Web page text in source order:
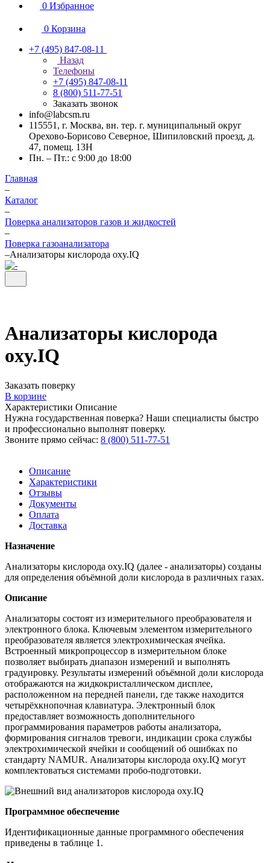
0 Избранное
0 Корзина
+7 (495) 847-08-11
Назад
Телефоны
+7 (495) 847-08-11
8 (800) 511-77-51
Заказать звонок
info@labcsm.ru
115551, г. Москва, вн. тер. г. муниципальный округ
Орехово-Борисово Северное, Шипиловский проезд, д.
47, помещ. 13Н
Пн. – Пт.: с 9:00 до 18:00
Главная
–
Каталог
–
Поверка анализаторов газов и жидкостей
–
Поверка газоанализатора
–Анализаторы кислорода oxy.IQ
Анализаторы кислорода
oxy.IQ
Заказать поверку
В корзине
Характеристики Описание
Нужна государственная поверка? Наши специалисты быстро
и профессионально выполнят поверку.
Звоните прямо сейчас: 8 (800) 511-77-51
Описание
Характеристики
Отзывы
Документы
Оплата
Доставка
Назначение
Анализаторы кислорода oxy.IQ (далее - анализаторы) созданы
для определения объёмной доли кислорода в различных газах.
Описание
Анализаторы состоят из измерительного преобразователя и
электронного блока. Ключевым элементом измерительного
преобразователя является электрохимическая ячейка.
Встроенный микропроцессор в измерительном блоке
позволяет выбирать диапазон измерений и выполнять
градуировку. Результаты измерений объёмной доли кислорода
отображаются на жидкокристаллическом дисплее,
расположенном на передней панели, где также находится
четырёхкнопочная клавиатура. Электронный блок
предоставляет возможность дополнительного
программирования параметров работы анализатора,
формирования сигналов тревоги, индикации срока службы
электрохимической ячейки и сообщений об ошибках по
стандарту NAMUR. Анализаторы кислорода oxy.IQ могут
комплектоваться системами пробо-подготовки.
Программное обеспечение
Идентификационные данные программного обеспечения
приведены в таблице 1.